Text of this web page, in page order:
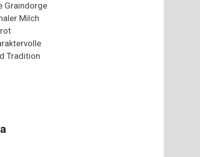
bei
Graindorge:
Vom
zum
Genuss
Graindorge
Milch
Tradition